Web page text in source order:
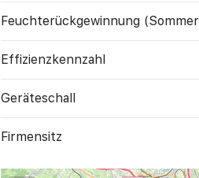
Feuchte­rück­gewinnung
Effizienzkennzahl
Geräte­schall
Firmensitz